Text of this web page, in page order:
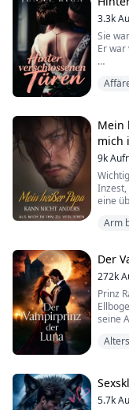
Ihre
Nicht
rot.....
3.3k
Sie
Er
mi...
Mein
mich
9k
eine
Mit
Auf...
Arm
Der
272k
Prinz
seine
sieht.
Seine
5.7k